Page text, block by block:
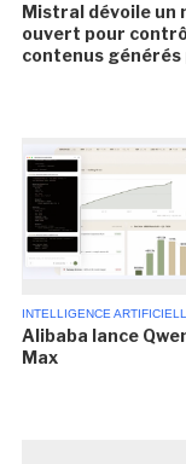
Mistral dévoile un
ouvert pour
contenus générés
INTELLIGENCE
Alibaba lance
Max